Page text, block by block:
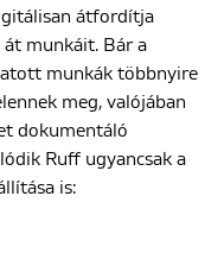
átfordítja
át munkáit. Bár a
munkák többnyire
meg, valójában
dokumentáló
Ruff ugyancsak a
is: